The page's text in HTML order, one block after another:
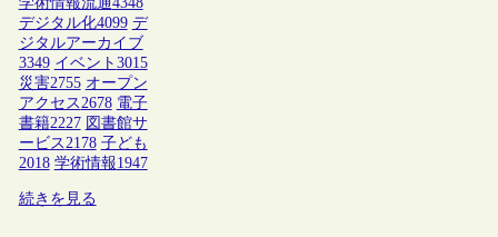
デジタル化4099 デ
ジタルアーカイブ
3349 イベント 3015
災害2755 オープン
アクセス 2678 電子
書籍2227 図書館サ
ービス 2178 子ども
2018 学術情報1947
続きを見る